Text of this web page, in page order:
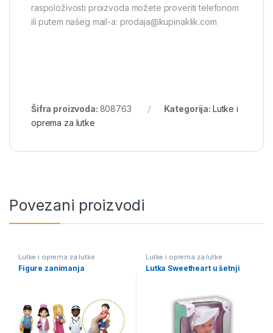
raspoloživosti proizvoda možete proveriti telefonom
ili putem našeg mail-a: prodaja@kupinaklik.com
Šifra proizvoda: 808763 Kategorija: Lutke i
oprema za lutke
Povezani proizvodi
Lutke i oprema za lutke
Figure zanimanja
Lutke i oprema za lutke
Lutka Sweetheart u šetnji